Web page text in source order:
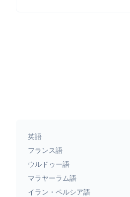
英語
フランス語
ウルドゥー語
マラヤーラム語
イラン・ペルシア語